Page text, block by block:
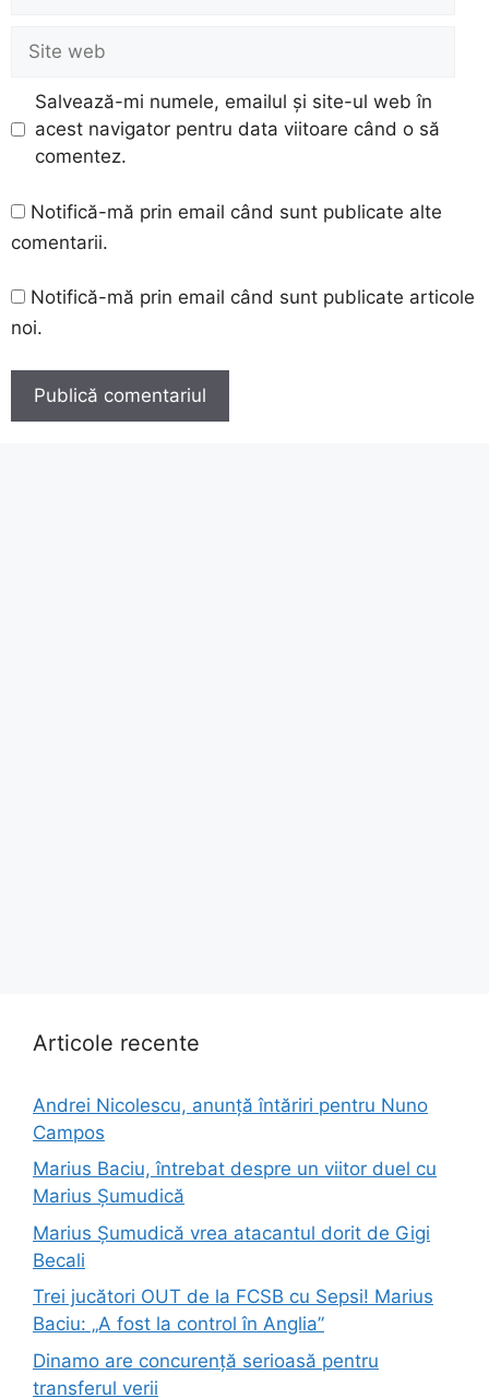
Site
web
Salvează-mi numele, emailul și site-ul web în
acest navigator pentru data viitoare când o să
comentez.
Notifică-mă prin email când sunt publicate alte
comentarii.
Notifică-mă prin email când sunt publicate articole
noi.
Articole recente
Andrei Nicolescu, anunță întăriri pentru Nuno
Campos
Marius Baciu, întrebat despre un viitor duel cu
Marius Șumudică
Marius Șumudică vrea atacantul dorit de Gigi
Becali
Trei jucători OUT de la FCSB cu Sepsi! Marius
Baciu: „A fost la control în Anglia”
Dinamo are concurență serioasă pentru
transferul verii